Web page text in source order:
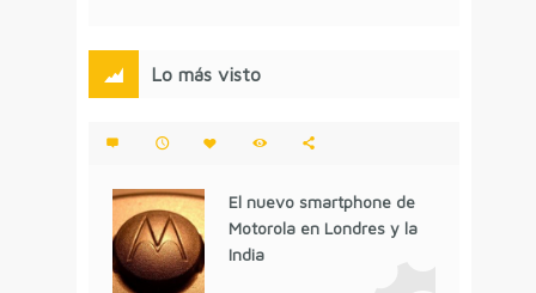
Lo más visto
El nuevo smartphone de
Motorola en Londres y la
India